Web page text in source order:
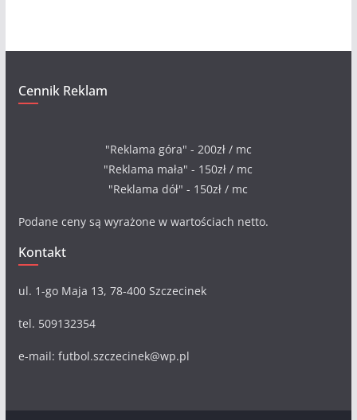
Cennik Reklam
"Reklama góra" - 200zł / mc
"Reklama mała" - 150zł / mc
"Reklama dół" - 150zł / mc
Podane ceny są wyrażone w wartościach netto.
Kontakt
ul. 1-go Maja 13, 78-400 Szczecinek
tel. 509132354
e-mail: futbol.szczecinek@wp.pl